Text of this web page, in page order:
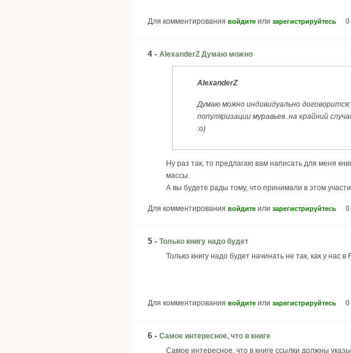
Для комментирования войдите или зарегистрируйтесь 0
4 - AlexanderZ Думаю можно
AlexanderZ
Думаю можно индивидуально
популяризации муравьев..на крайний
:о)
Ну раз так, то предлагаю вам написать для меня
массы.
А вы будете рады тому, что принимали в этом
Для комментирования войдите или зарегистрируйтесь 0
5 - Только книгу надо будет
Только книгу надо будет начинать не так, как у нас
Для комментирования войдите или зарегистрируйтесь 0
6 - Самое интересное, что в книге
Самое интересное, что в книге ссылки должны